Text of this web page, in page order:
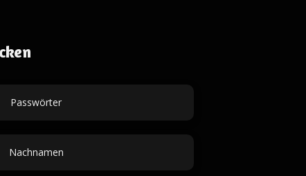
Passwörter
Nachnamen